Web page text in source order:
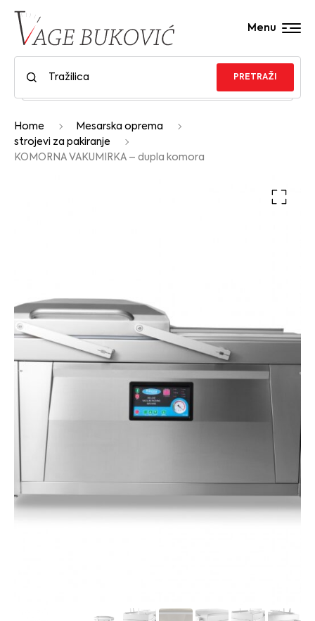
PRETRAŽI
Menu
Home
Mesarska oprema
strojevi za pakiranje
KOMORNA VAKUMIRKA – dupla komora